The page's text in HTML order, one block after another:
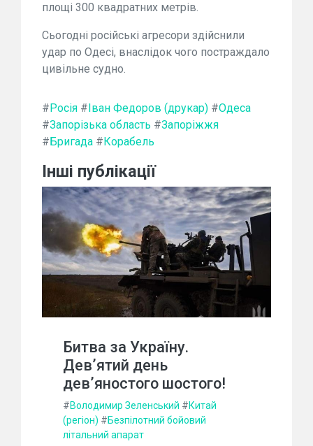
площі 300 квадратних метрів.
Сьогодні російські агресори здійснили
удар по Одесі, внаслідок чого постраждало
цивільне судно.
#Росія #Іван Федоров (друкар) #Одеса
#Запорізька область #Запоріжжя
#Бригада #Корабель
Інші публікації
Битва за Україну.
Дев’ятий день
дев’яностого шостого!
#Володимир Зеленський #Китай
(регіон) #Безпілотний бойовий
літальний апарат